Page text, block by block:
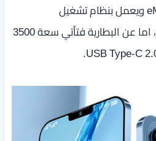
جيجابايت من نوع eMMC 5.1 ويعمل بنظام تشغيل
HarmonyOS من هواوي، اما عن البطارية فتأتي سعة 3500